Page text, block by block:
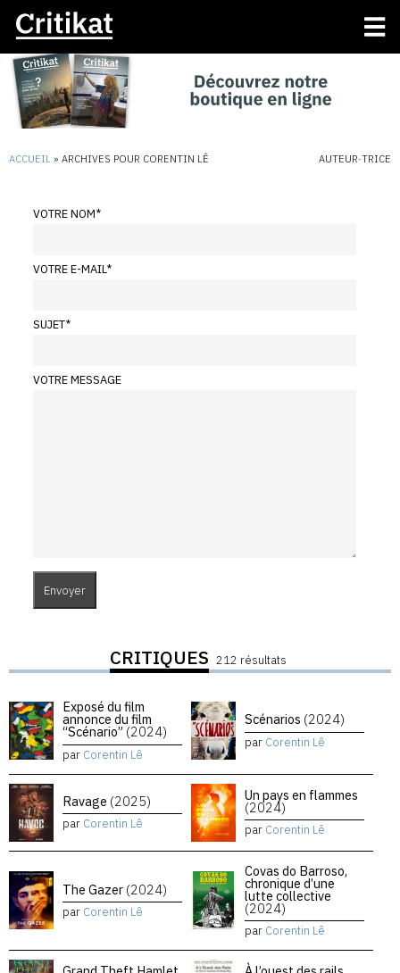
ACCUEIL » ARCHIVES POUR CORENTIN LÊ AUTEUR·TRICE
VOTRE NOM*
VOTRE E-MAIL*
SUJET*
VOTRE MESSAGE
CRITIQUES 212 résultats
Exposé du film
annonce du film
“Scénario” (2024)
par Corentin Lê
Scénarios (2024)
par Corentin Lê
Ravage (2025)
par Corentin Lê
Un pays en flammes
(2024)
par Corentin Lê
The Gazer (2024)
par Corentin Lê
Covas do Barroso,
chronique d’une
lutte collective
(2024)
par Corentin Lê